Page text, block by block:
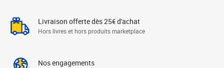
Livraison offerte dès 25€ d'achat
Hors livres et hors produits marketplace
Nos engagements